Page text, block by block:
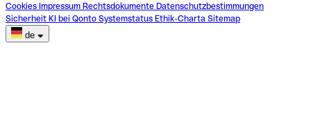
Cookies Impressum Rechtsdokumente Datenschutzbestimmungen
Sicherheit KI bei Qonto Systemstatus Ethik-Charta Sitemap
de